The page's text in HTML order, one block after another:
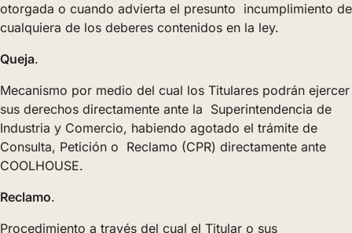
otorgada o cuando advierta el presunto incumplimiento de
cualquiera de los deberes contenidos en la ley.
Queja.
Mecanismo por medio del cual los Titulares podrán ejercer
sus derechos directamente ante la Superintendencia de
Industria y Comercio, habiendo agotado el trámite de
Consulta, Petición o Reclamo (CPR) directamente ante
COOLHOUSE.
Reclamo.
Procedimiento a través del cual el Titular o sus